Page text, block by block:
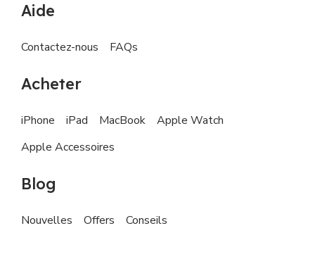
Aide
Contactez-nous FAQs
Acheter
iPhone iPad MacBook
Apple Watch
Apple Accessoires
Blog
Nouvelles Offers Conseils